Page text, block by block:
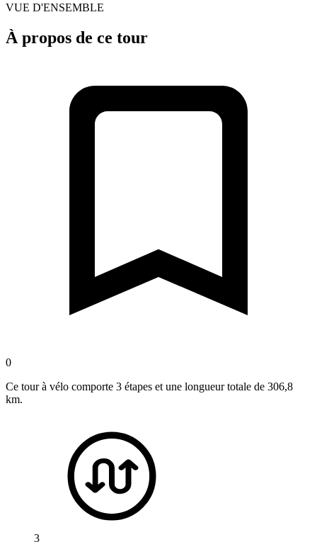
VUE D'ENSEMBLE
À propos de ce tour
0
Ce tour à vélo comporte 3 étapes et une longueur totale de 306,8
km.
3